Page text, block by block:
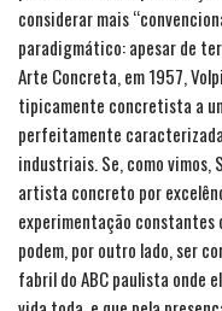
considerar mais
paradigmático: apesar de
Arte Concreta, em 1957,
tipicamente concretista a
perfeitamente
industriais. Se, como
artista concreto por
experimentação constantes
podem, por outro lado, ser
fabril do ABC paulista onde